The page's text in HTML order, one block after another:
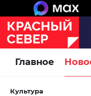
Главное
Культура